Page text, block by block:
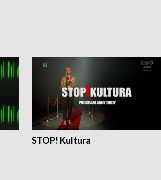
STOP! Kultura